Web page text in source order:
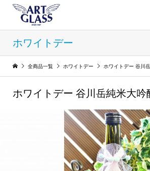
ホワイトデー
全商品一覧 ホワイトデー ホワイトデー 谷川
ホワイトデー 谷川岳純米大吟